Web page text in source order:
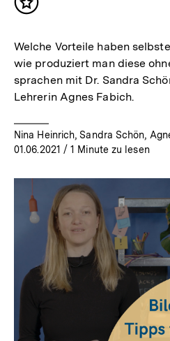
Inhalt
Welche Vorteile haben
wie produziert man diese
sprachen mit Dr. Sandra
Lehrerin Agnes Fabich.
Nina Heinrich, Sandra Schön,
01.06.2021 / 1 Minute zu lesen